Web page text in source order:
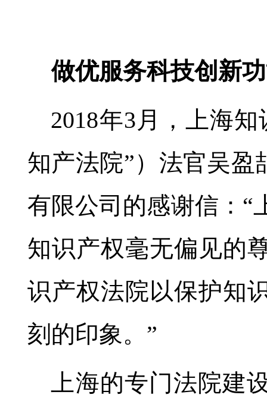
做优服务科技创新
2018年3月，上海
知产法院”）法官吴盈
有限公司的感谢信：“
知识产权毫无偏见的
识产权法院以保护知
刻的印象。”
上海的专门法院建